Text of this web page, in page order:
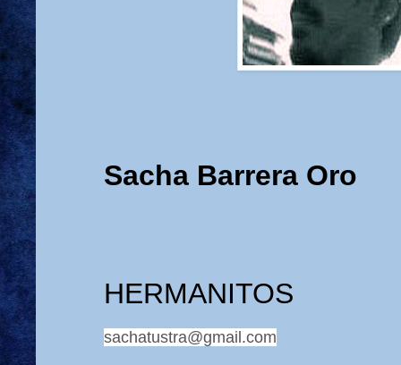
Sacha Barrera Oro
HERMANITOS
sachatustra@gmail.com